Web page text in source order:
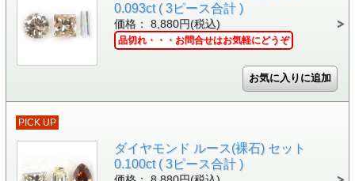
0.093ct ( 3ピース合計 )
価格： 8,880円(税込)
品切れ・・・お問合せはお気軽にどうぞ
PICK UP
ダイヤモンド ルース(裸石) セット
0.100ct ( 3ピース合計 )